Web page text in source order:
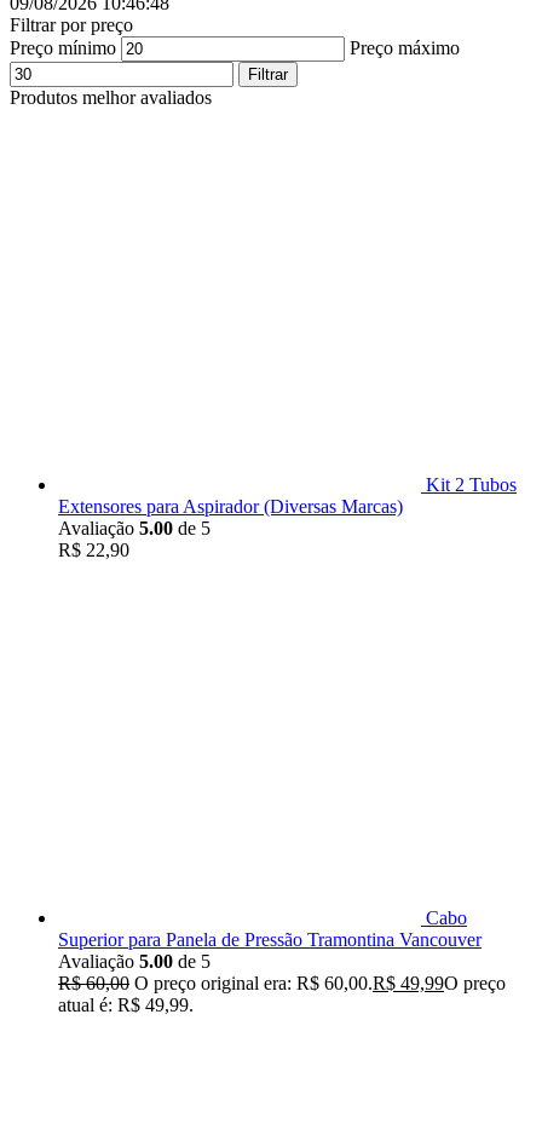
Filtrar por preço
Preço mínimo
Preço máximo
Filtrar
Produtos melhor avaliados
Kit 2 Tubos
Extensores para Aspirador (Diversas Marcas)
Avaliação 5.00 de 5
R$ 22,90
Cabo
Superior para Panela de Pressão Tramontina Vancouver
Avaliação 5.00 de 5
R$60,00 O preço original era: R$ 60,00.R$ 49,99O preço
atual é: R$ 49,99.